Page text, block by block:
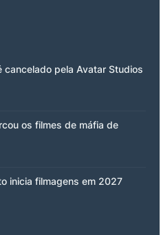
cancelado pela Avatar Studios
os filmes de máfia de
inicia filmagens em 2027